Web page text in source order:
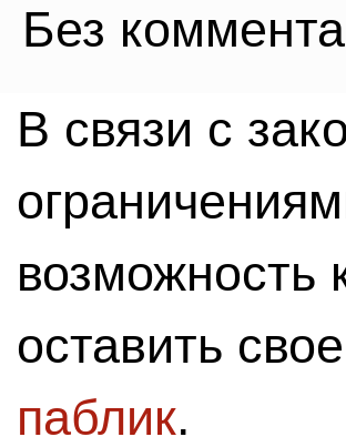
Без
В связи с
возможность
оставить
паблик.